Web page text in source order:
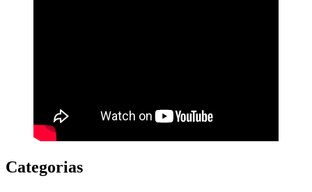
Categorias